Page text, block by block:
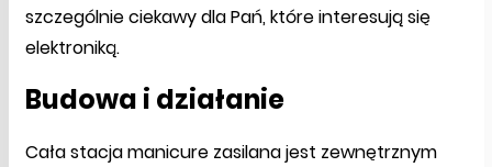
szczególnie ciekawy dla Pań, które interesują się
elektroniką.
Budowa i działanie
Cała stacja manicure zasilana jest zewnętrznym